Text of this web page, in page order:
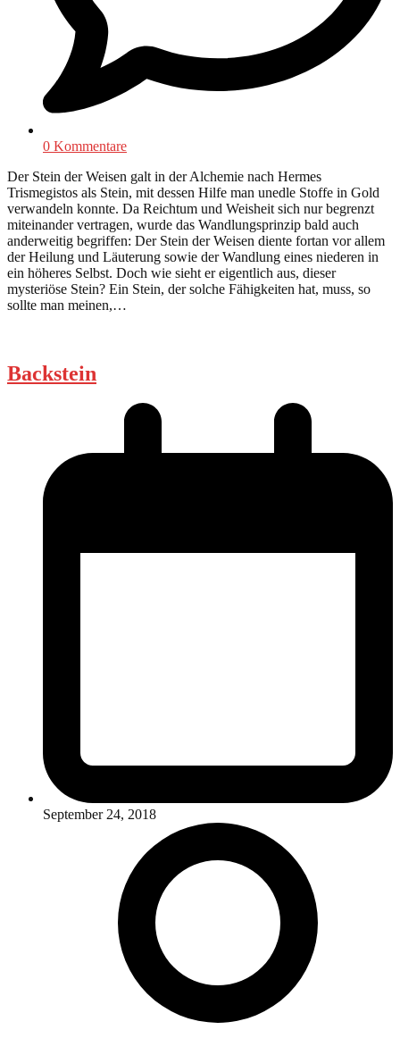
0 Kommentare
Der Stein der Weisen galt in der Alchemie nach Hermes
Trismegistos als Stein, mit dessen Hilfe man unedle Stoffe in Gold
verwandeln konnte. Da Reichtum und Weisheit sich nur begrenzt
miteinander vertragen, wurde das Wandlungsprinzip bald auch
anderweitig begriffen: Der Stein der Weisen diente fortan vor allem
der Heilung und Läuterung sowie der Wandlung eines niederen in
ein höheres Selbst. Doch wie sieht er eigentlich aus, dieser
mysteriöse Stein? Ein Stein, der solche Fähigkeiten hat, muss, so
sollte man meinen,…
Backstein
September 24, 2018